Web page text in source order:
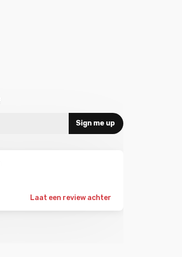
Sign me up
Laat een review achter